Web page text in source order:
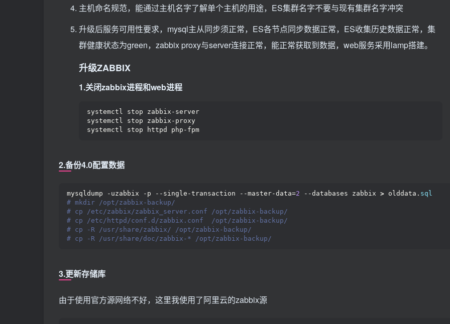
主机命名规范，能通过主机名字了解单个主机的用途，ES集群名字不要与现有集群名字冲突
升级后服务可用性要求，mysql主从同步须正常，ES各节点同步数据正常，ES收集历史数据正常，集
群健康状态为green，zabbix proxy与server连接正常，能正常获取到数据，web服务采用lamp搭建。
升级ZABBIX
1.关闭zabbix进程和web进程
systemctl stop zabbix-server
systemctl stop zabbix-proxy
systemctl stop httpd php-fpm
2.备份4.0配置数据
mysqldump -uzabbix -p --single-transaction --master-data=2 --databases zabbix > olddata. sql
# mkdir /opt/zabbix-backup/
# cp /etc/zabbix/zabbix_server.conf /opt/zabbix-backup/
# cp /etc/httpd/conf.d/zabbix.conf  /opt/zabbix-backup/
# cp -R /usr/share/zabbix/ /opt/zabbix-backup/
# cp -R /usr/share/doc/zabbix-* /opt/zabbix-backup/
3.更新存储库
由于使用官方源网络不好，这里我使用了阿里云的zabbix源